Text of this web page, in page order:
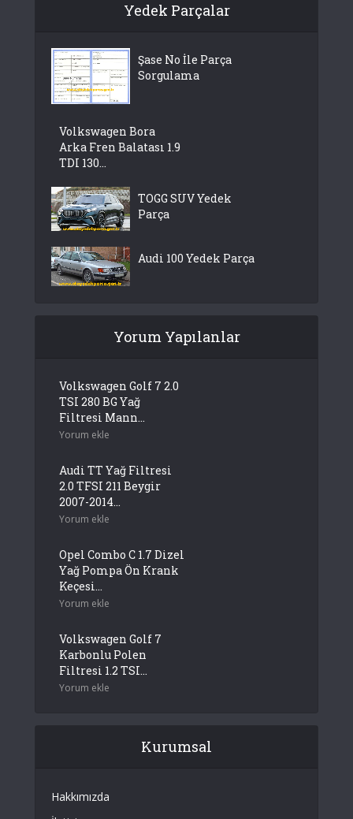
Yedek Parçalar
Şase No İle Parça
Sorgulama
Volkswagen Bora
Arka Fren Balatası 1.9
TDI 130...
TOGG SUV Yedek
Parça
Audi 100 Yedek Parça
Yorum Yapılanlar
Volkswagen Golf 7 2.0
TSI 280 BG Yağ
Filtresi Mann...
Yorum ekle
Audi TT Yağ Filtresi
2.0 TFSI 211 Beygir
2007-2014...
Yorum ekle
Opel Combo C 1.7 Dizel
Yağ Pompa Ön Krank
Keçesi...
Yorum ekle
Volkswagen Golf 7
Karbonlu Polen
Filtresi 1.2 TSI...
Yorum ekle
Kurumsal
Hakkımızda